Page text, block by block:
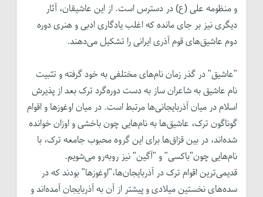
و منظومه علی (ع) در دسترس است. از این عاشیقان، آثار
دیگری نیز بر جای مانده که اغلب یادگاری ادبی و هنری دوره
دوم عاشیق‌های قوم آذری ایرانی را تشکیل می‌دهند.
"عاشیق" در گذر زمان نام‌های مختلفی به خود گرفته و تثبیت
نام عاشیق به شاعران ساز به دست دوره‌گرد ترک بعد از پذیرش
اسلام در میان آذربایجانی‌ها مرتبط است. در میان اوغوزها و اقوام
گوناگون ترک، عاشیق‌ها به نام‌هایی چون باخشی و اوزان خوانده
شده‌اند، در بین قزاق‌ها برای این گروه محبوب جامعه ترک، با
نام‌هایی چون"باکسی" و "آگین" نیز روبه‌رو می‌شویم.
قدیمی‌ترین اقوام ترک در آذربایجان‌ها،"اوغوزها" بودند که در
سده‌های نخستین میلادی و پیشتر از آن به آذربایجان آمده‌اند و